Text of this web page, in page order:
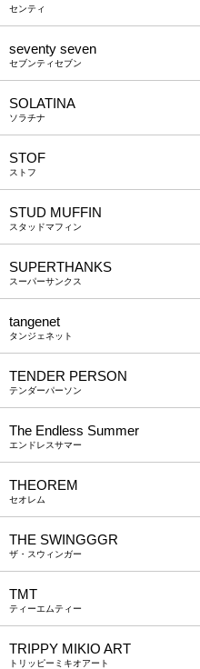
センティ
seventy seven
セブンティセブン
SOLATINA
ソラチナ
STOF
ストフ
STUD MUFFIN
スタッドマフィン
SUPERTHANKS
スーパーサンクス
tangenet
タンジェネット
TENDER PERSON
テンダーパーソン
The Endless Summer
エンドレスサマー
THEOREM
セオレム
THE SWINGGGR
ザ・スウィンガー
TMT
ティーエムティー
TRIPPY MIKIO ART
トリッピーミキオアート